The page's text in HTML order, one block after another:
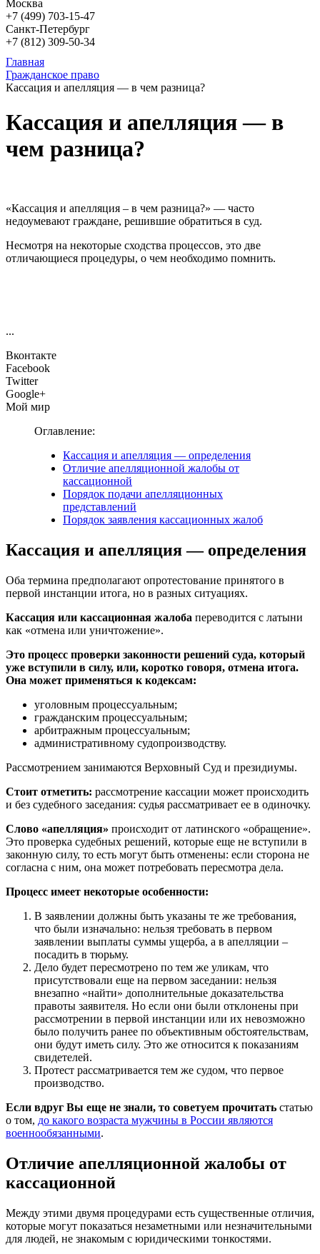
Москва
+7 (499) 703-15-47
Санкт-Петербург
+7 (812) 309-50-34
Главная
Гражданское право
Кассация и апелляция — в чем разница?
Кассация и апелляция — в
чем разница?
«Кассация и апелляция – в чем разница?» — часто
недоумевают граждане, решившие обратиться в суд.
Несмотря на некоторые сходства процессов, это две
отличающиеся процедуры, о чем необходимо помнить.
...
Вконтакте
Facebook
Twitter
Google+
Мой мир
Оглавление:
Кассация и апелляция — определения
Отличие апелляционной жалобы от
кассационной
Порядок подачи апелляционных
представлений
Порядок заявления кассационных жалоб
Кассация и апелляция — определения
Оба термина предполагают опротестование принятого в
первой инстанции итога, но в разных ситуациях.
Кассация или кассационная жалоба переводится с латыни
как «отмена или уничтожение».
Это процесс проверки законности решений суда, который
уже вступили в силу, или, коротко говоря, отмена итога.
Она может применяться к кодексам:
уголовным процессуальным;
гражданским процессуальным;
арбитражным процессуальным;
административному судопроизводству.
Рассмотрением занимаются Верховный Суд и президиумы.
Стоит отметить: рассмотрение кассации может происходить
и без судебного заседания: судья рассматривает ее в одиночку.
Слово «апелляция» происходит от латинского «обращение».
Это проверка судебных решений, которые еще не вступили в
законную силу, то есть могут быть отменены: если сторона не
согласна с ним, она может потребовать пересмотра дела.
Процесс имеет некоторые особенности:
В заявлении должны быть указаны те же требования,
что были изначально: нельзя требовать в первом
заявлении выплаты суммы ущерба, а в апелляции –
посадить в тюрьму.
Дело будет пересмотрено по тем же уликам, что
присутствовали еще на первом заседании: нельзя
внезапно «найти» дополнительные доказательства
правоты заявителя. Но если они были отклонены при
рассмотрении в первой инстанции или их невозможно
было получить ранее по объективным обстоятельствам,
они будут иметь силу. Это же относится к показаниям
свидетелей.
Протест рассматривается тем же судом, что первое
производство.
Если вдруг Вы еще не знали, то советуем прочитать статью
о том, до какого возраста мужчины в России являются
военнообязанными.
Отличие апелляционной жалобы от
кассационной
Между этими двумя процедурами есть существенные отличия,
которые могут показаться незаметными или незначительными
для людей, не знакомым с юридическими тонкостями.